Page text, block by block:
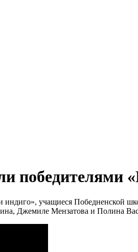
победителями
учащиеся Победненской
Мензатова и Полина